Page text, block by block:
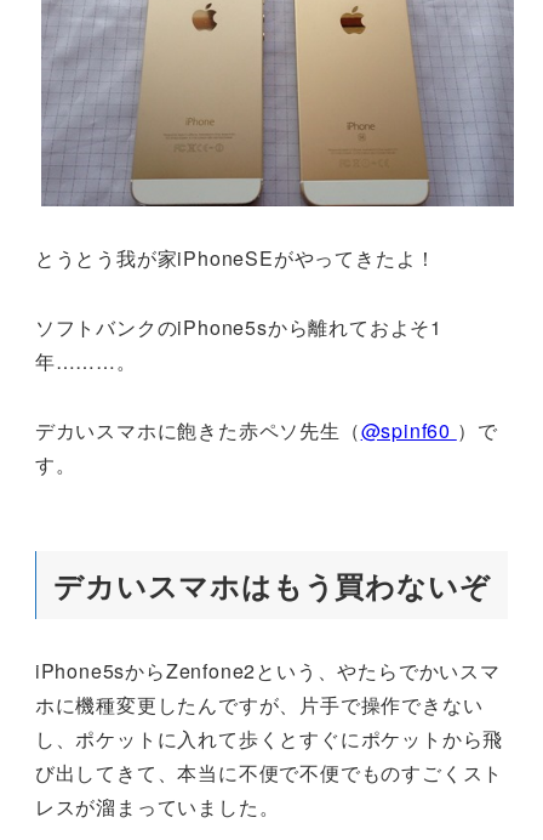
とうとう我が家iPhoneSEがやってきたよ！
ソフトバンクのiPhone5sから離れておよそ1
年………。
デカいスマホに飽きた赤ペソ先生（@spinf60 ）で
す。
デカいスマホはもう買わないぞ
iPhone5sからZenfone2という、やたらでかいスマ
ホに機種変更したんですが、片手で操作できない
し、ポケットに入れて歩くとすぐにポケットから飛
び出してきて、本当に不便で不便でものすごくスト
レスが溜まっていました。